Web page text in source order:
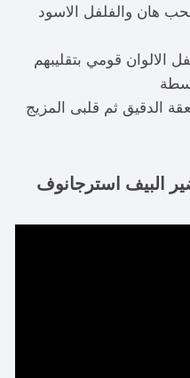
هان والفلفل الاسود
الالوان قومي بتقليبهم
الدقيق ثم قلبى المزيج
البيف استرجانوف